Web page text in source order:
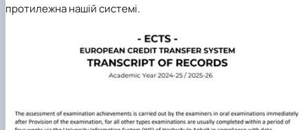
протилежна нашій системі.